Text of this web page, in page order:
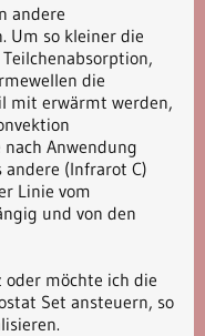
andere
Um so kleiner die
die
mit erwärmt werden,
Anwendung
andere (Infrarot C)
Linie vom
und von den
oder möchte ich die
Set ansteuern, so